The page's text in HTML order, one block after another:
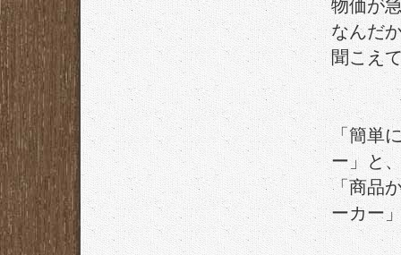
物価が
なんだ
聞こえ
「簡単
ー」と
「商品
ーカー